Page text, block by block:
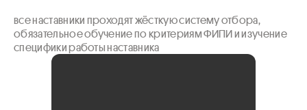
все наставники проходят жёсткую систему отбора,
обязательное обучение по критериям ФИПИ и изучение
специфики работы наставника